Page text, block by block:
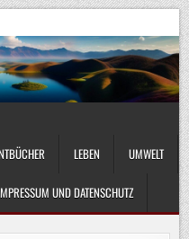
LEBEN UMWELT
UND DATENSCHUTZ